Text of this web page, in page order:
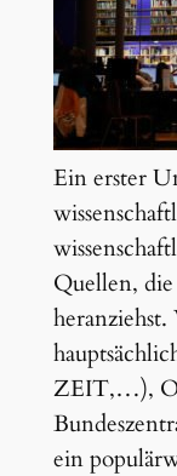
Ein erster
Quellen,
ZEIT,…),
ein